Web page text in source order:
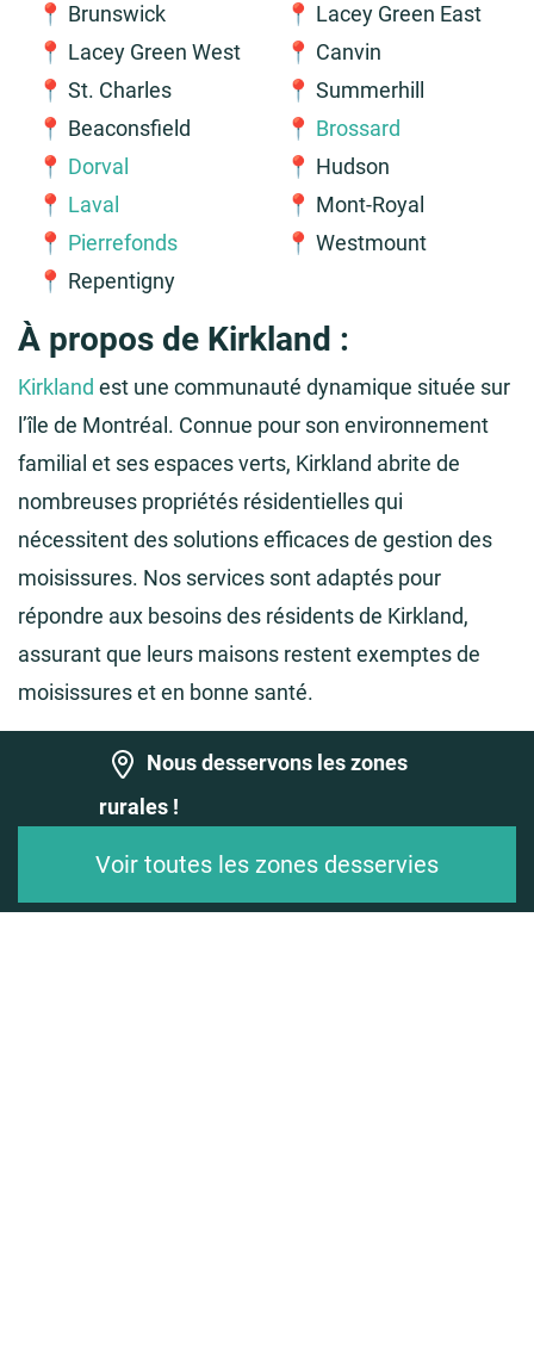
📍 Brunswick
📍 Lacey Green East
📍 Lacey Green West
📍 Canvin
📍 St. Charles
📍 Summerhill
📍 Beaconsfield
📍 Brossard
📍 Dorval
📍 Hudson
📍 Laval
📍 Mont-Royal
📍 Pierrefonds
📍 Westmount
📍 Repentigny
À propos de Kirkland :
Kirkland est une communauté dynamique située sur
l’île de Montréal. Connue pour son environnement
familial et ses espaces verts, Kirkland abrite de
nombreuses propriétés résidentielles qui
nécessitent des solutions efficaces de gestion des
moisissures. Nos services sont adaptés pour
répondre aux besoins des résidents de Kirkland,
assurant que leurs maisons restent exemptes de
moisissures et en bonne santé.
Nous desservons les zones
rurales !
Voir toutes les zones desservies